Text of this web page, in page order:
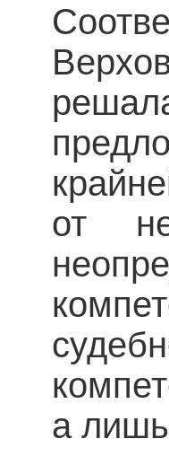
от
а